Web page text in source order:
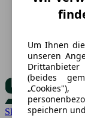
Skoda
Um Ihnen
unseren
(beides
speichern